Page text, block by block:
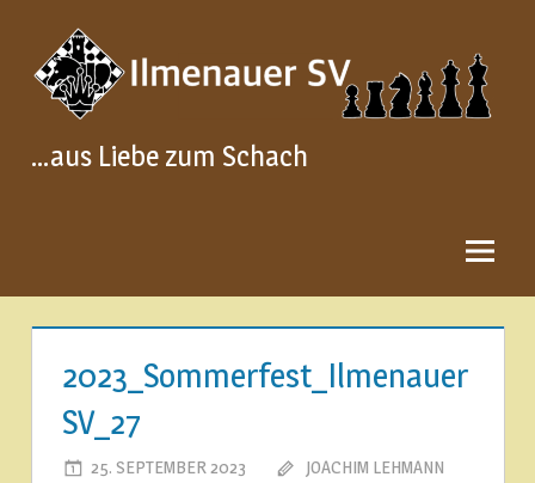
Inhalt
springen
…aus Liebe zum Schach
2023_Sommerfest_Ilmenauer
SV_27
25. SEPTEMBER 2023
JOACHIM LEHMANN